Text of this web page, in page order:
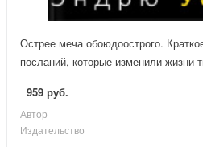
Острее меча обоюдоострого.
посланий, которые изменили жизни
959 руб.
Автор
Издательство